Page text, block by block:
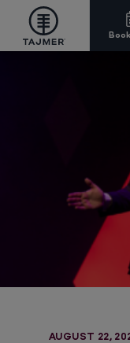
AUGUST 22,